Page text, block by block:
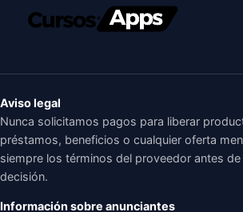
Aviso legal
Nunca solicitamos pagos para liberar
préstamos, beneficios o cualquier oferta
siempre los términos del proveedor antes de
decisión.
Información sobre anunciantes